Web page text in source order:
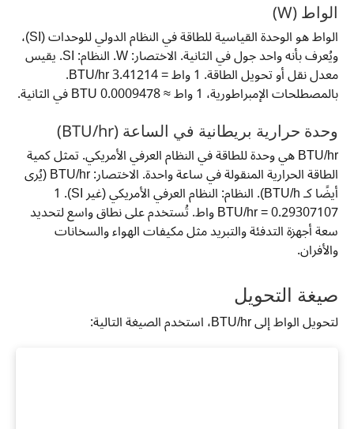
الواط (W)
الواط هو الوحدة القياسية للطاقة في النظام الدولي للوحدات (SI)،
ويُعرف بأنه واحد جول في الثانية. الاختصار: W. النظام: SI. يقيس
معدل نقل أو تحويل الطاقة. 1 واط = 3.41214 BTU/hr.
بالمصطلحات الإمبراطورية، 1 واط ≈ 0.0009478 BTU في الثانية.
وحدة حرارية بريطانية في الساعة (BTU/hr)
BTU/hr هي وحدة للطاقة في النظام العرفي الأمريكي. تمثل كمية
الطاقة الحرارية المنقولة في ساعة واحدة. الاختصار: BTU/hr (يُرى
أيضًا كـ BTU/h). النظام: النظام العرفي الأمريكي (غير SI). 1
BTU/hr = 0.29307107 واط. تُستخدم على نطاق واسع لتحديد
سعة أجهزة التدفئة والتبريد مثل مكيفات الهواء والسخانات
والأفران.
صيغة التحويل
لتحويل الواط إلى BTU/hr، استخدم الصيغة التالية: